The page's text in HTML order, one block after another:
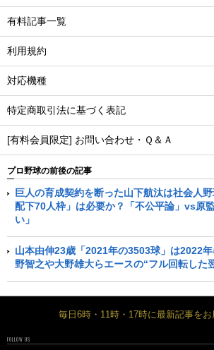
有料記事一覧
利用規約
対応機種
特定商取引法に基づく表記
[有料会員限定] お問い合わせ・Ｑ＆Ａ
プロ野球の前後の記事
巨人の育成契約を断った山下航汰は社会人
配下70人枠」は必要か？「不公平論」vs原
い」
山本由伸23歳「2021年の3503球」は2022
野智之や大野雄大らエースの“フル回転した
毎日6時・11時・17時に最新記事を
FOLLOW US